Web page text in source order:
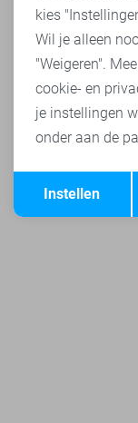
Terug
kies
Wil je alleen
"Weigeren".
cookie- en
je instellingen
onder aan de
Instellen